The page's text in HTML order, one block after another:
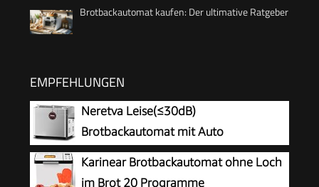
Brotbackautomat kaufen: Der ultimative Ratgeber
EMPFEHLUNGEN
Neretva Leise(≤30dB)
Brotbackautomat mit Auto
Zutatenfach & Doppelheizung
Karinear Brotbackautomat ohne Loch
im Brot 20 Programme